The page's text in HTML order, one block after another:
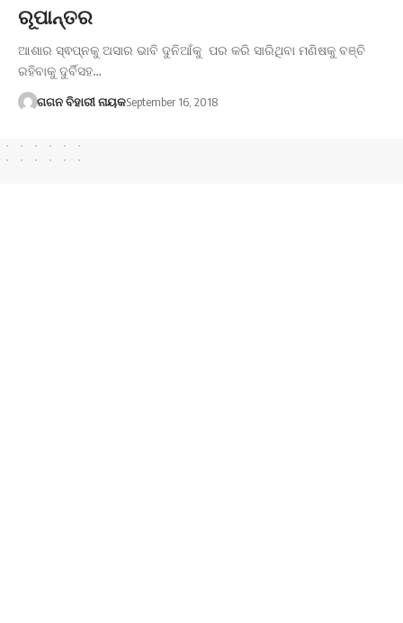
ରୂପାନ୍ତର
ଆଶାର ସ୍ଵପ୍ନକୁ ଅସାର ଭାବି ଦୁନିଆଁକୁ ପର କରି ସାରିଥିବା ମଣିଷକୁ ବଞ୍ଚି
ରହିବାକୁ ଦୁର୍ବିସହ…
ଗଗନ ବିହାରୀ ନାୟକSeptember 16, 2018